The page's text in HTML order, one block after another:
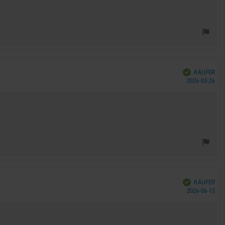
Verifiziert
KÄUFER
2026-03-26
Verifiziert
KÄUFER
2026-06-13